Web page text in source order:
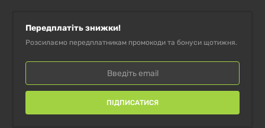
Передплатіть знижки!
Розсилаємо передплатникам промокоди та бонуси щотижня.
ПІДПИСАТИСЯ